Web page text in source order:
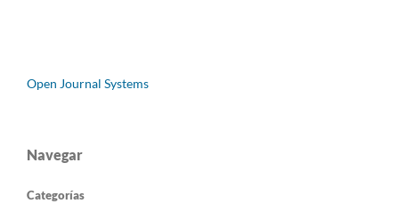
Open Journal Systems
Navegar
Categorías